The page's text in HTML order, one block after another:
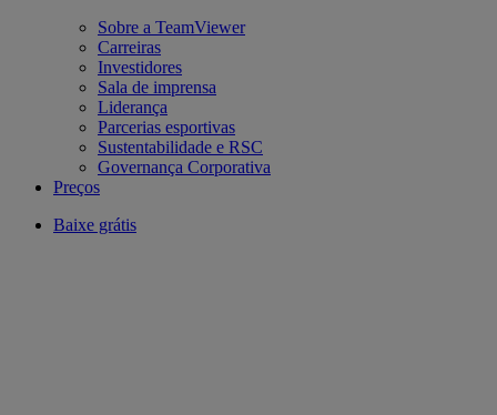
Sobre a TeamViewer
Carreiras
Investidores
Sala de imprensa
Liderança
Parcerias esportivas
Sustentabilidade e RSC
Governança Corporativa
Preços
Baixe grátis